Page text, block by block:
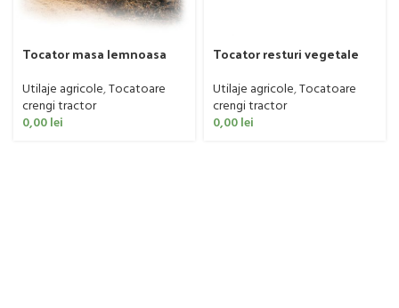
Tocator masa lemnoasa
Utilaje agricole,Tocatoare
crengi tractor
0,00lei
Tocator resturi vegetale
Utilaje agricole,Tocatoare
crengi tractor
0,00lei